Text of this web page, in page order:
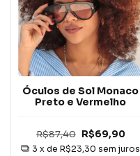
Óculos de Sol Monaco
Preto e Vermelho
R$87,40 R$69,90
3 x deR$23,30 sem juros